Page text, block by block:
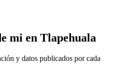
mi en Tlapehuala
y datos publicados por cada